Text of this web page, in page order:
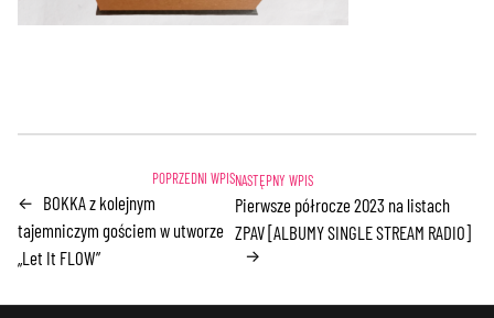
← BOKKA z kolejnym
tajemniczym gościem w utworze
„Let It FLOW”
Pierwsze półrocze 2023 na listach
ZPAV [ALBUMY SINGLE STREAM RADIO]
→